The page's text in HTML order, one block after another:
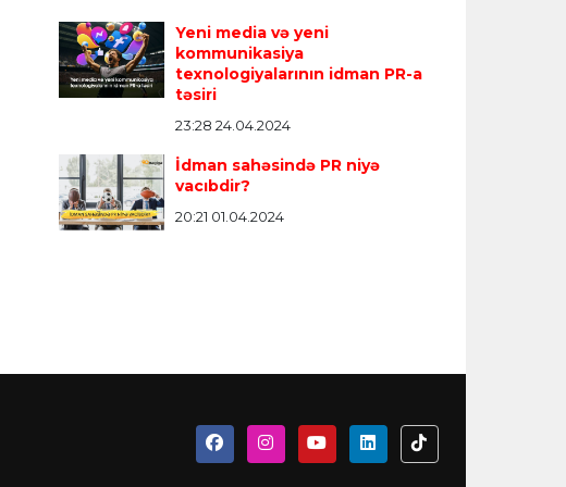
Yeni media və yeni
kommunikasiya
texnologiyalarının idman PR-a
təsiri
23:28 24.04.2024
İdman sahəsində PR niyə
vacıbdir?
20:21 01.04.2024